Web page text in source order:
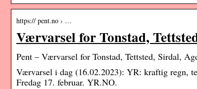
https:// pent.no › …
Værvarsel for Tonstad,
Pent – Værvarsel for Tonstad, Tettsted, Sirdal,
Værvarsel i dag (16.02.2023): YR: kraftig regn,
Fredag 17. februar. YR.NO.